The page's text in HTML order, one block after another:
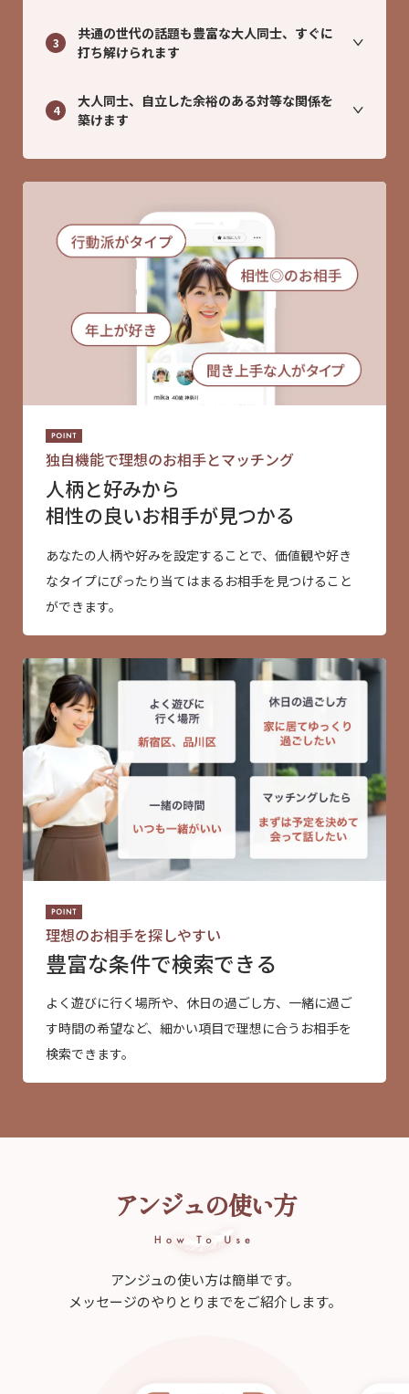
3
共通の世代の話題も豊富な大人同士、すぐに
打ち解けられます
4
大人同士、自立した余裕のある対等な関係を
築けます
独自機能で理想のお相手とマッチング
人柄と好みから
相性の良いお相手が見つかる
あなたの人柄や好みを設定することで、価値観や好き
なタイプにぴったり当てはまるお相手を見つけること
ができます。
理想のお相手を探しやすい
豊富な条件で検索できる
よく遊びに行く場所や、休日の過ごし方、一緒に過ご
す時間の希望など、細かい項目で理想に合うお相手を
検索できます。
アンジュの使い方
アンジュの使い方は簡単です。
メッセージのやりとりまでをご紹介します。